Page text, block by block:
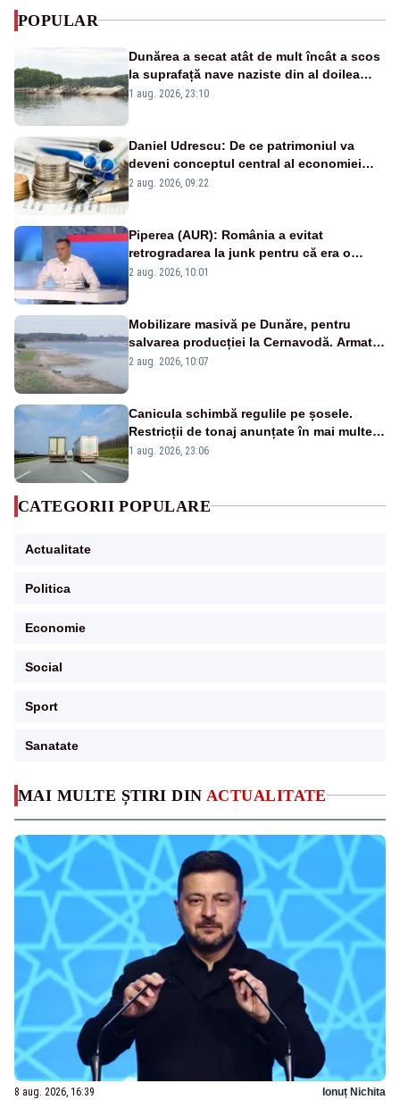
MAI MULTE ȘTIRI DIN ACTUALITATE
8 aug. 2026, 16:39 Ionuț Nichita
POPULAR
Dunărea a secat atât de mult încât a scos
la suprafață nave naziste din al doilea
război mondial
1 aug. 2026, 23:10
Daniel Udrescu: De ce patrimoniul va
deveni conceptul central al economiei
viitoare?
2 aug. 2026, 09:22
Piperea (AUR): România a evitat
retrogradarea la junk pentru că era o
catastrofă pentru bănci și fondurile de
2 aug. 2026, 10:01
Mobilizare masivă pe Dunăre, pentru
salvarea producției la Cernavodă. Armata
va detona o stâncă și va devia apa
2 aug. 2026, 10:07
Canicula schimbă regulile pe șosele.
Restricții de tonaj anunțate în mai multe
județe
1 aug. 2026, 23:06
CATEGORII POPULARE
Actualitate
Politica
Economie
Social
Sport
Sanatate